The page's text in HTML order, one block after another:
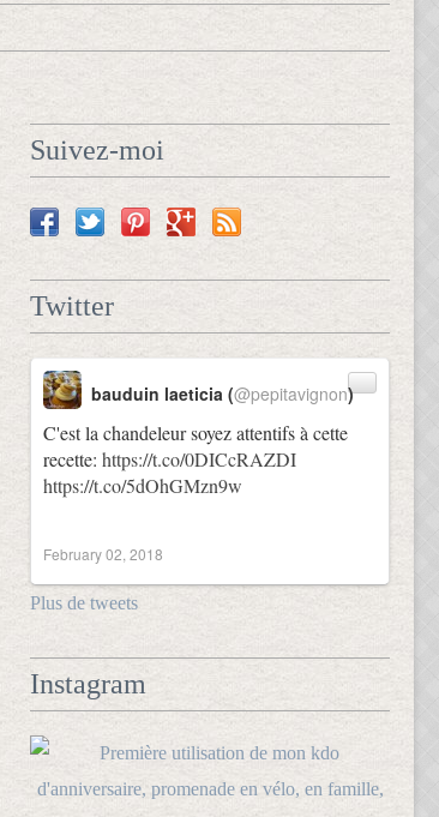
Suivez-moi
Twitter
C'est la chandeleur soyez attentifs à cette
recette: https://t.co/0DICcRAZDI
https://t.co/5dOhGMzn9w
bauduin laeticia (@pepitavignon)
February 02, 2018
Plus de tweets
Instagram